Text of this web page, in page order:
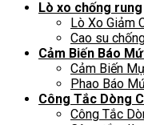
Lò xo chống rung
Lò Xo Giảm
Cao su
Cảm Biến Báo
Cảm Biến
Phao Báo
Công Tắc Dòng
Công Tắc